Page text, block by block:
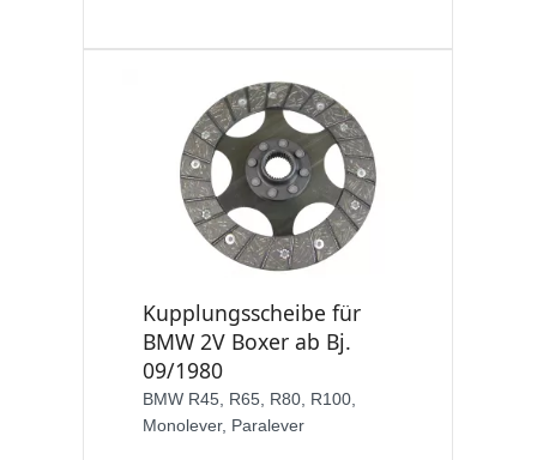
Kupplungsscheibe für
BMW 2V Boxer ab Bj.
09/1980
BMW R45, R65, R80, R100,
Monolever, Paralever